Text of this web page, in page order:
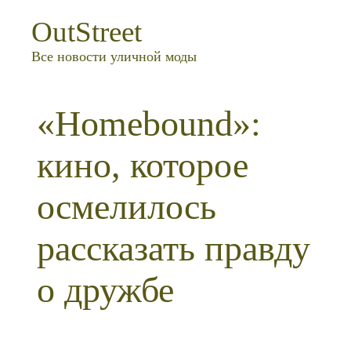
OutStreet
Все новости уличной моды
«Homebound»:
кино, которое
осмелилось
рассказать правду
о дружбе